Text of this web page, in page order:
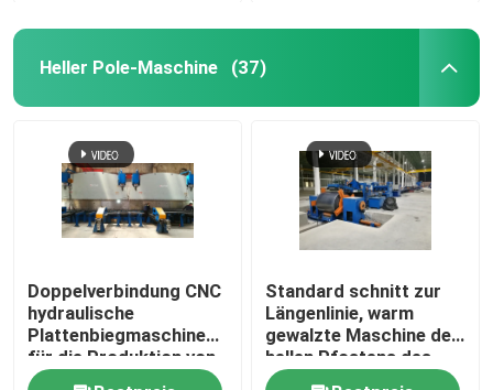
Heller Pole-Maschine (37)
Doppelverbindung CNC
hydraulische
Plattenbiegmaschine
für die Produktion von
Leuchten
Standard schnitt zur
Längenlinie, warm
gewalzte Maschine des
hellen Pfostens des
Flussstahls für 6m 8m